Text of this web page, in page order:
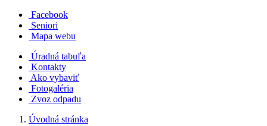
Facebook
Seniori
Mapa webu
Úradná tabuľa
Kontakty
Ako vybaviť
Fotogaléria
Zvoz odpadu
Úvodná stránka